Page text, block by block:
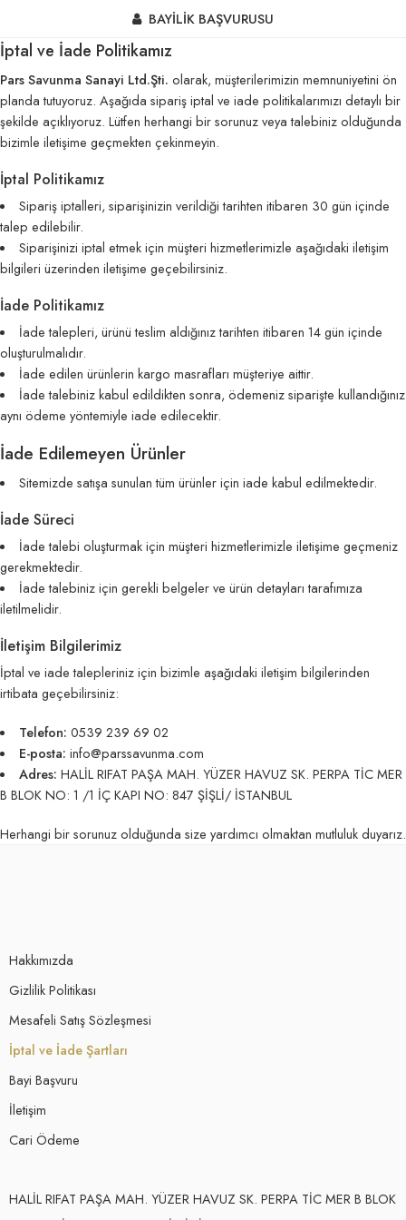
BAYİLİK BAŞVURUSU
İptal ve İade Politikamız
Pars Savunma Sanayi Ltd.Şti. olarak, müşterilerimizin memnuniyetini ön
planda tutuyoruz. Aşağıda sipariş iptal ve iade politikalarımızı detaylı bir
şekilde açıklıyoruz. Lütfen herhangi bir sorunuz veya talebiniz olduğunda
bizimle iletişime geçmekten çekinmeyin.
İptal Politikamız
Sipariş iptalleri, siparişinizin verildiği tarihten itibaren 30 gün içinde
talep edilebilir.
Siparişinizi iptal etmek için müşteri hizmetlerimizle aşağıdaki iletişim
bilgileri üzerinden iletişime geçebilirsiniz.
İade Politikamız
İade talepleri, ürünü teslim aldığınız tarihten itibaren 14 gün içinde
oluşturulmalıdır.
İade edilen ürünlerin kargo masrafları müşteriye aittir.
İade talebiniz kabul edildikten sonra, ödemeniz siparişte kullandığınız
aynı ödeme yöntemiyle iade edilecektir.
İade Edilemeyen Ürünler
Sitemizde satışa sunulan tüm ürünler için iade kabul edilmektedir.
İade Süreci
İade talebi oluşturmak için müşteri hizmetlerimizle iletişime geçmeniz
gerekmektedir.
İade talebiniz için gerekli belgeler ve ürün detayları tarafımıza
iletilmelidir.
İletişim Bilgilerimiz
İptal ve iade talepleriniz için bizimle aşağıdaki iletişim bilgilerinden
irtibata geçebilirsiniz:
Telefon: 0539 239 69 02
E-posta: info@parssavunma.com
Adres: HALİL RIFAT PAŞA MAH. YÜZER HAVUZ SK. PERPA TİC MER
B BLOK NO: 1 /1 İÇ KAPI NO: 847 ŞİŞLİ/ İSTANBUL
Herhangi bir sorunuz olduğunda size yardımcı olmaktan mutluluk duyarız.
Hakkımızda
Gizlilik Politikası
Mesafeli Satış Sözleşmesi
İptal ve İade Şartları
Bayi Başvuru
İletişim
Cari Ödeme
HALİL RIFAT PAŞA MAH. YÜZER HAVUZ SK. PERPA TİC MER B BLOK